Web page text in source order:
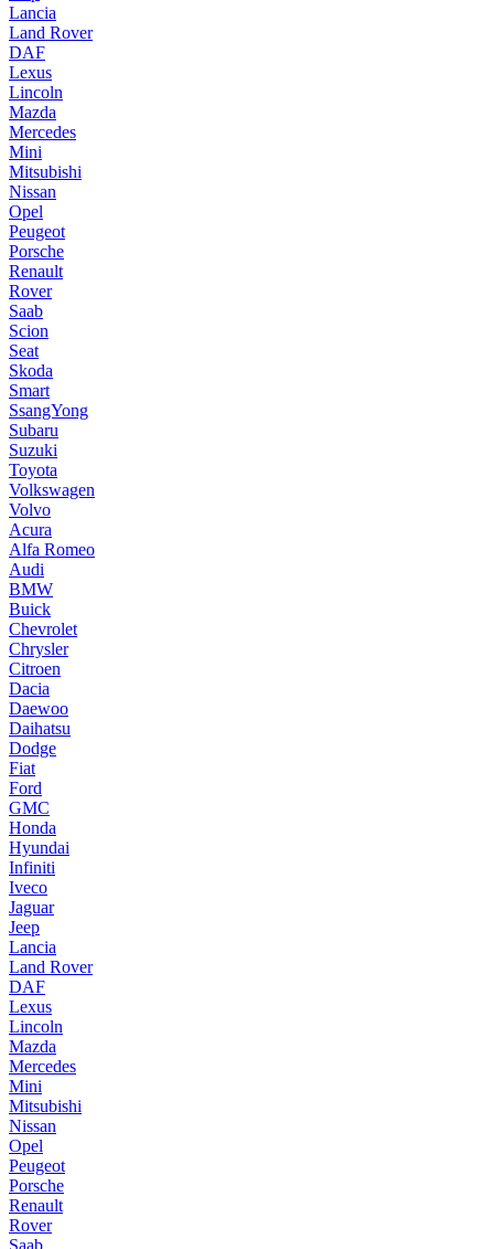
Lancia
Land Rover
DAF
Lexus
Lincoln
Mazda
Mercedes
Mini
Mitsubishi
Nissan
Opel
Peugeot
Porsche
Renault
Rover
Saab
Scion
Seat
Skoda
Smart
SsangYong
Subaru
Suzuki
Toyota
Volkswagen
Volvo
Acura
Alfa Romeo
Audi
BMW
Buick
Chevrolet
Chrysler
Citroen
Dacia
Daewoo
Daihatsu
Dodge
Fiat
Ford
GMC
Honda
Hyundai
Infiniti
Iveco
Jaguar
Jeep
Lancia
Land Rover
DAF
Lexus
Lincoln
Mazda
Mercedes
Mini
Mitsubishi
Nissan
Opel
Peugeot
Porsche
Renault
Rover
Saab